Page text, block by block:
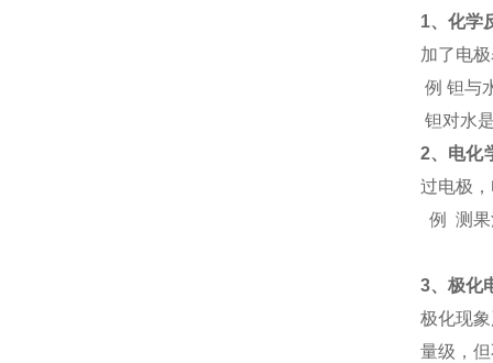
1、化学
加了电
例 钽与
钽对水
2、电化
过电极
例 测果
3、极化
极化现
量级，